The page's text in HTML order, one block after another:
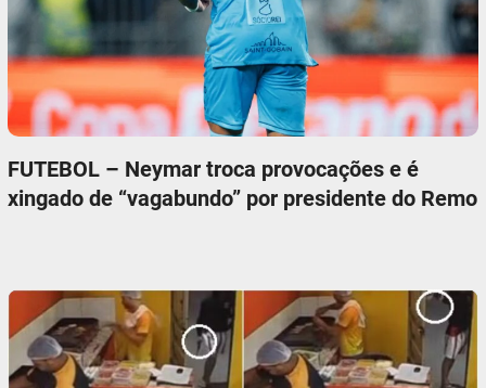
FUTEBOL – Neymar troca provocações e é
xingado de “vagabundo” por presidente do Remo